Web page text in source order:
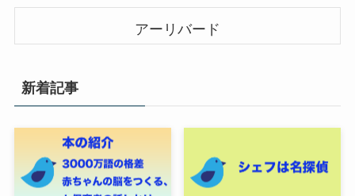
アーリバード
新着記事